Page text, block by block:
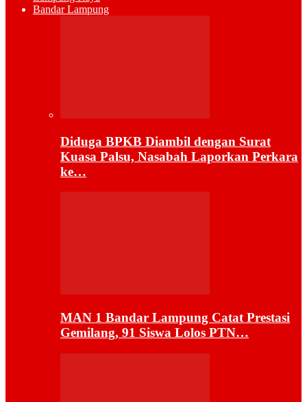
Bandar Lampung
Diduga BPKB Diambil dengan Surat
Kuasa Palsu, Nasabah Laporkan Perkara
ke…
MAN 1 Bandar Lampung Catat Prestasi
Gemilang, 91 Siswa Lolos PTN…